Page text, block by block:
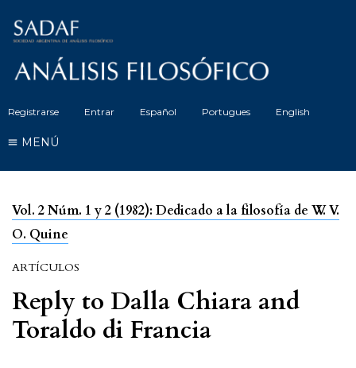
Registrarse Entrar Español Portugues English
MENÚ
Vol. 2 Núm. 1 y 2 (1982): Dedicado a la filosofía de W. V.
O. Quine
ARTÍCULOS
Reply to Dalla Chiara and
Toraldo di Francia